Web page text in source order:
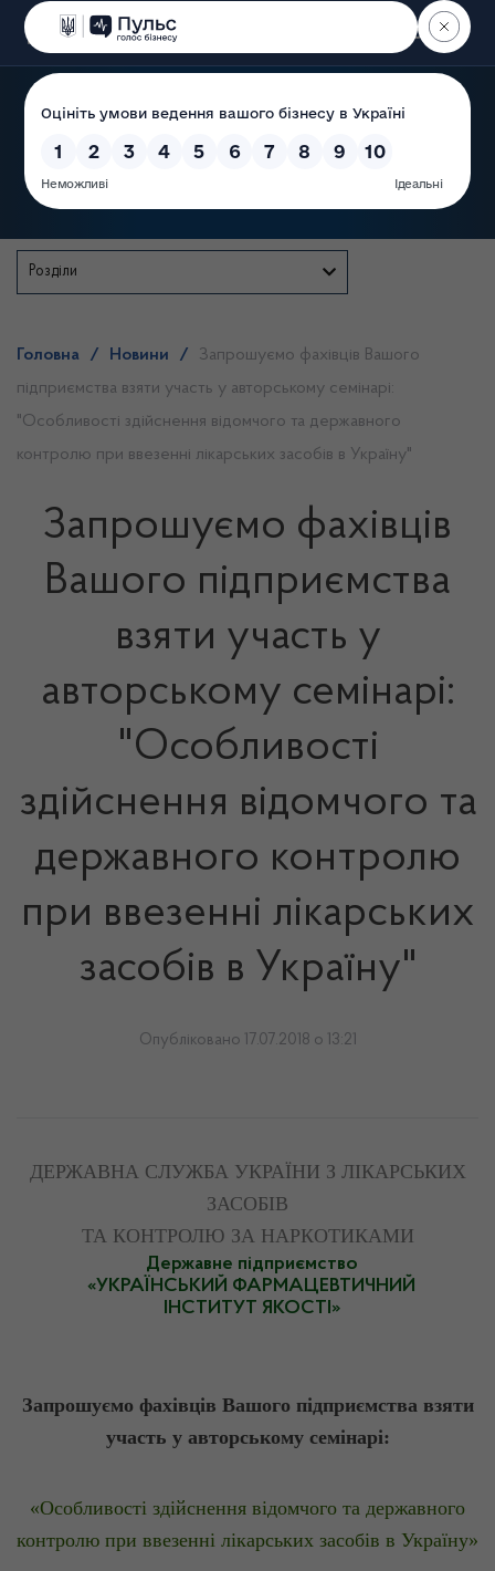
Пошук
Розділи
Головна / Новини /
Запрошуємо фахівців Вашого
підприємства взяти участь у авторському семінарі:
"Особливості здійснення відомчого та державного
контролю при ввезенні лікарських засобів в Україну"
Запрошуємо фахівців
Вашого підприємства
взяти участь у
авторському семінарі:
"Особливості
здійснення відомчого та
державного контролю
при ввезенні лікарських
засобів в Україну"
Опубліковано 17.07.2018 о 13:21
ДЕРЖАВНА СЛУЖБА УКРАЇНИ З ЛІКАРСЬКИХ
ЗАСОБІВ
ТА КОНТРОЛЮ ЗА НАРКОТИКАМИ
Державне підприємство
«УКРАЇНСЬКИЙ ФАРМАЦЕВТИЧНИЙ
ІНСТИТУТ ЯКОСТІ»
Запрошуємо фахівців Вашого підприємства взяти
участь у авторському семінарі:
«Особливості здійснення відомчого та державного
контролю при ввезенні лікарських засобів в Україну»